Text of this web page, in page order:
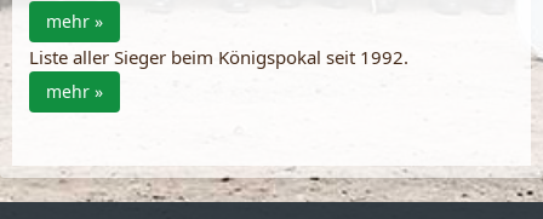
mehr »
Liste aller Sieger beim Königspokal seit 1992.
mehr »